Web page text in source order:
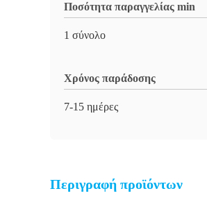
Ποσότητα παραγγελίας min
1 σύνολο
Χρόνος παράδοσης
7-15 ημέρες
Περιγραφή προϊόντων